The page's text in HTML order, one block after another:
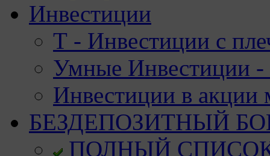
Инвестиции
Т - Инвестиции с
Умные Инвестиции -
Инвестиции в акции
БЕЗДЕПОЗИТНЫЙ
ПОЛНЫЙ